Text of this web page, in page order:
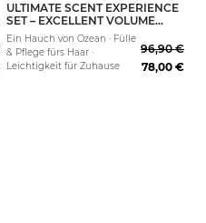
200ml
ULTIMATE SCENT EXPERIENCE
SET – EXCELLENT VOLUME
MASQUE
Ein Hauch von Ozean · Fülle
& Pflege fürs Haar ·
Leichtigkeit für Zuhause
96,90 €
78,00 €